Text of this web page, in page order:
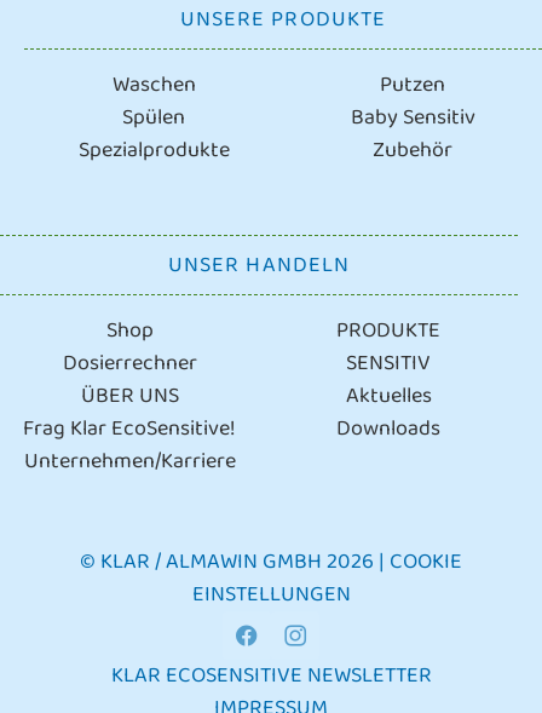
UNSERE PRODUKTE
Waschen
Putzen
Spülen
Baby Sensitiv
Spezialprodukte
Zubehör
UNSER HANDELN
Shop
PRODUKTE
Dosierrechner
SENSITIV
ÜBER UNS
Aktuelles
Frag Klar EcoSensitive!
Downloads
Unternehmen/Karriere
© KLAR / ALMAWIN GMBH 2026 | COOKIE
EINSTELLUNGEN
FACEBOOKINSTAGRAM
KLAR ECOSENSITIVE NEWSLETTER